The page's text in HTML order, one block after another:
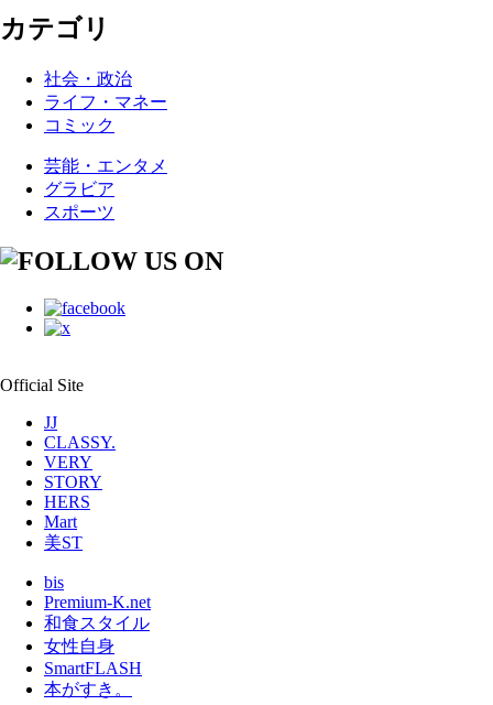
カテゴリ
社会・政治
ライフ・マネー
コミック
芸能・エンタメ
グラビア
スポーツ
Official Site
JJ
CLASSY.
VERY
STORY
HERS
Mart
美ST
bis
Premium-K.net
和食スタイル
女性自身
SmartFLASH
本がすき。